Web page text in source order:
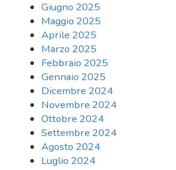
Giugno 2025
Maggio 2025
Aprile 2025
Marzo 2025
Febbraio 2025
Gennaio 2025
Dicembre 2024
Novembre 2024
Ottobre 2024
Settembre 2024
Agosto 2024
Luglio 2024